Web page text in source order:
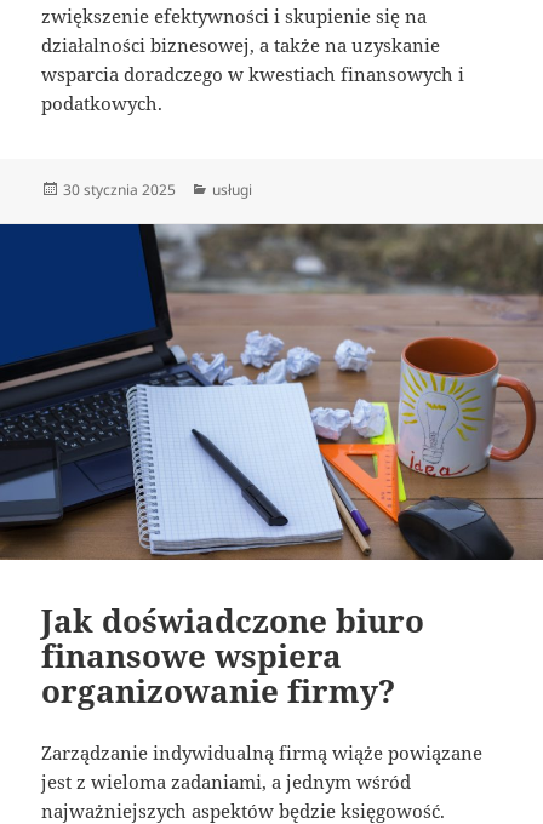
zwiększenie efektywności i skupienie się na
działalności biznesowej, a także na uzyskanie
wsparcia doradczego w kwestiach finansowych i
podatkowych.
Data
30 stycznia 2025 Kategorie
usługi
Jak doświadczone biuro
finansowe wspiera
organizowanie firmy?
Zarządzanie indywidualną firmą wiąże powiązane
jest z wieloma zadaniami, a jednym wśród
najważniejszych aspektów będzie księgowość.